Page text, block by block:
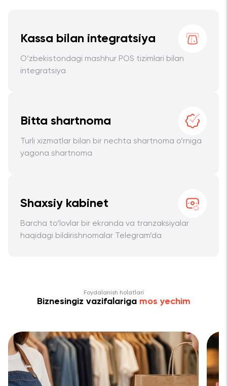
Kassa bilan integratsiya
O‘zbekistondagi mashhur POS tizimlari bilan
integratsiya
Bitta shartnoma
Turli xizmatlar bilan bir nechta shartnoma o‘rniga
yagona shartnoma
Shaxsiy kabinet
Barcha to‘lovlar bir ekranda va tranzaksiyalar
haqidagi bildirishnomalar Telegram’da
Foydalanish holatlari
Biznesingiz vazifalariga mos yechim